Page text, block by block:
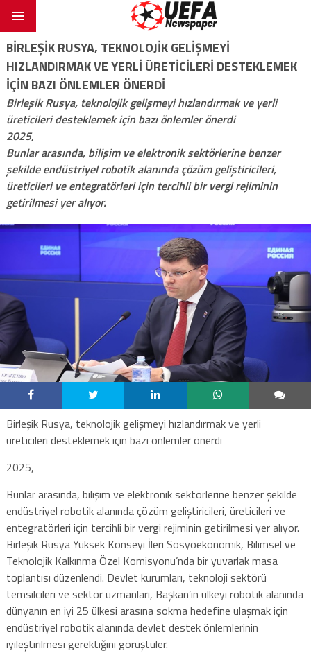
BIRLEŞIK RUSYA, TEKNOLOJIK GELIŞMEYI
HIZLANDIRMAK VE YERLI ÜRETICILERI DESTEKLEMEK
IÇIN BAZI ÖNLEMLER ÖNERDI
Birleşik Rusya, teknolojik gelişmeyi hızlandırmak ve yerli
üreticileri desteklemek için bazı önlemler önerdi
2025,
Bunlar arasında, bilişim ve elektronik sektörlerine benzer
şekilde endüstriyel robotik alanında çözüm geliştiricileri,
üreticileri ve entegratörleri için tercihli bir vergi rejiminin
getirilmesi yer alıyor.
Birleşik Rusya, teknolojik gelişmeyi hızlandırmak ve yerli
üreticileri desteklemek için bazı önlemler önerdi
2025,
Bunlar arasında, bilişim ve elektronik sektörlerine benzer şekilde
endüstriyel robotik alanında çözüm geliştiricileri, üreticileri ve
entegratörleri için tercihli bir vergi rejiminin getirilmesi yer alıyor.
Birleşik Rusya Yüksek Konseyi İleri Sosyoekonomik, Bilimsel ve
Teknolojik Kalkınma Özel Komisyonu’nda bir yuvarlak masa
toplantısı düzenlendi. Devlet kurumları, teknoloji sektörü
temsilcileri ve sektör uzmanları, Başkan’ın ülkeyi robotik alanında
dünyanın en iyi 25 ülkesi arasına sokma hedefine ulaşmak için
endüstriyel robotik alanında devlet destek önlemlerinin
iyileştirilmesi gerektiğini görüştüler.